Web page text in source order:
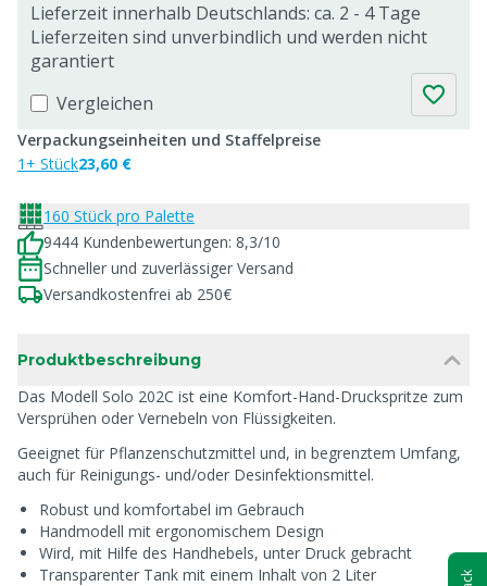
Lieferzeit innerhalb Deutschlands: ca. 2 - 4 Tage
Lieferzeiten sind unverbindlich und werden nicht
garantiert
Vergleichen
Verpackungseinheiten und Staffelpreise
1+ Stück23,60 €
160 Stück pro Palette
9444 Kundenbewertungen: 8,3/10
Schneller und zuverlässiger Versand
Versandkostenfrei ab 250€
Produktbeschreibung
Das Modell Solo 202C ist eine Komfort-Hand-Druckspritze zum
Versprühen oder Vernebeln von Flüssigkeiten.
Geeignet für Pflanzenschutzmittel und, in begrenztem Umfang,
auch für Reinigungs- und/oder Desinfektionsmittel.
Robust und komfortabel im Gebrauch
Handmodell mit ergonomischem Design
Wird, mit Hilfe des Handhebels, unter Druck gebracht
Transparenter Tank mit einem Inhalt von 2 Liter